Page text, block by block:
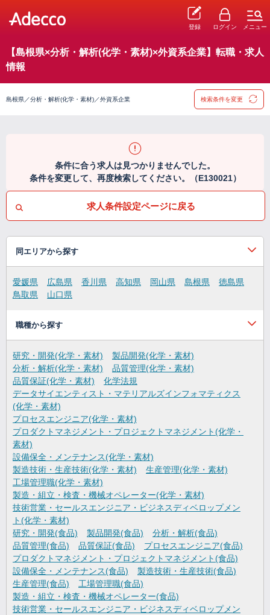
登録 ログイン メニュー
【島根県×分析・解析(化学・素材)×外資系企業】転職・求人
情報
島根県／分析・解析(化学・素材)／外資系企業 検索条件を変更
条件に合う求人は見つかりませんでした。
条件を変更して、再度検索してください。（E130021）
求人条件設定ページに戻る
同エリアから探す
愛媛県 広島県 香川県 高知県 岡山県 島根県
徳島県
鳥取県
山口県
職種から探す
研究・開発(化学・素材)
製品開発(化学・素材)
分析・解析(化学・素材)
品質管理(化学・素材)
品質保証(化学・素材)
化学法規
データサイエンティスト・マテリアルズインフォマティクス
(化学・素材)
プロセスエンジニア(化学・素材)
プロダクトマネジメント・プロジェクトマネジメント(化学・
素材)
設備保全・メンテナンス(化学・素材)
製造技術・生産技術(化学・素材)
生産管理(化学・素材)
工場管理職(化学・素材)
製造・組立・検査・機械オペレーター(化学・素材)
技術営業・セールスエンジニア・ビジネスディベロップメン
ト(化学・素材)
研究・開発(食品)
製品開発(食品)
分析・解析(食品)
品質管理(食品)
品質保証(食品)
プロセスエンジニア(食品)
プロダクトマネジメント・プロジェクトマネジメント(食品)
設備保全・メンテナンス(食品)
製造技術・生産技術(食品)
生産管理(食品)
工場管理職(食品)
製造・組立・検査・機械オペレーター(食品)
技術営業・セールスエンジニア・ビジネスディベロップメン